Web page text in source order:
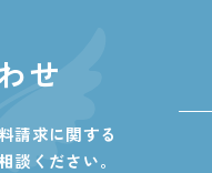
せ
請求に関する
談ください。